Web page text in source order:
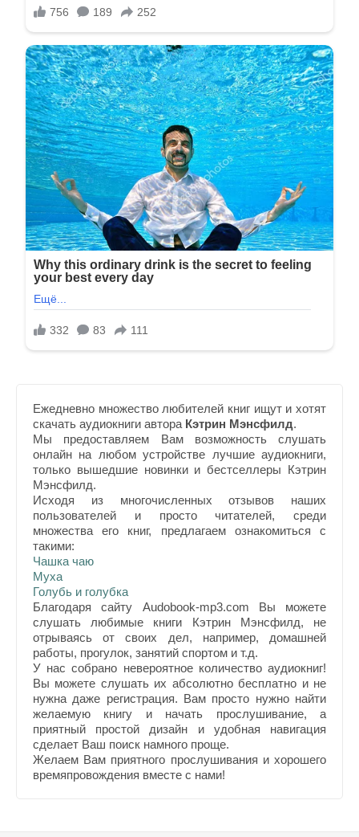
Ежедневно множество любителей книг ищут и хотят
скачать аудиокниги автора Кэтрин Мэнсфилд.
Мы предоставляем Вам возможность слушать
онлайн на любом устройстве лучшие аудиокниги,
только вышедшие новинки и бестселлеры Кэтрин
Мэнсфилд.
Исходя из многочисленных отзывов наших
пользователей и просто читателей, среди
множества его книг, предлагаем ознакомиться с
такими:
Чашка чаю
Муха
Голубь и голубка
Благодаря сайту Audobook-mp3.com Вы можете
слушать любимые книги Кэтрин Мэнсфилд, не
отрываясь от своих дел, например, домашней
работы, прогулок, занятий спортом и т.д.
У нас собрано невероятное количество аудиокниг!
Вы можете слушать их абсолютно бесплатно и не
нужна даже регистрация. Вам просто нужно найти
желаемую книгу и начать прослушивание, а
приятный простой дизайн и удобная навигация
сделает Ваш поиск намного проще.
Желаем Вам приятного прослушивания и хорошего
времяпровождения вместе с нами!